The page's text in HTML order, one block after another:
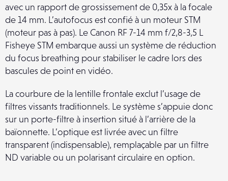
avec un rapport de grossissement de 0,35x à la focale
de 14 mm. L’autofocus est confié à un moteur STM
(moteur pas à pas). Le Canon RF 7-14 mm f/2,8-3,5 L
Fisheye STM embarque aussi un système de réduction
du focus breathing pour stabiliser le cadre lors des
bascules de point en vidéo.
La courbure de la lentille frontale exclut l’usage de
filtres vissants traditionnels. Le système s’appuie donc
sur un porte-filtre à insertion situé à l’arrière de la
baïonnette. L’optique est livrée avec un filtre
transparent (indispensable), remplaçable par un filtre
ND variable ou un polarisant circulaire en option.